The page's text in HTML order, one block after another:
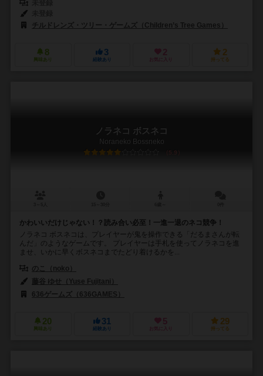
チルドレンズ・ツリー・ゲームズ（Children’s Tree Games）
8
興味あり
3
経験あり
2
お気に入り
2
持ってる
ノラネコ ボスネコ
Noraneko Bossneko
5.9
かわいいだけじゃない！？読み合い必至！一進一退のネコ競争！
ノラネコ ボスネコは、プレイヤーが鬼を操作できる「だるまさんが転
んだ」のようなゲームです。 プレイヤーは手札を使ってノラネコを進
ませ、いかに早くボスネコまでたどり着けるかを...
のこ（noko）
藤谷 ゆせ（Yuse Fujitani）
636ゲームズ（636GAMES）
20
興味あり
31
経験あり
5
お気に入り
29
持ってる